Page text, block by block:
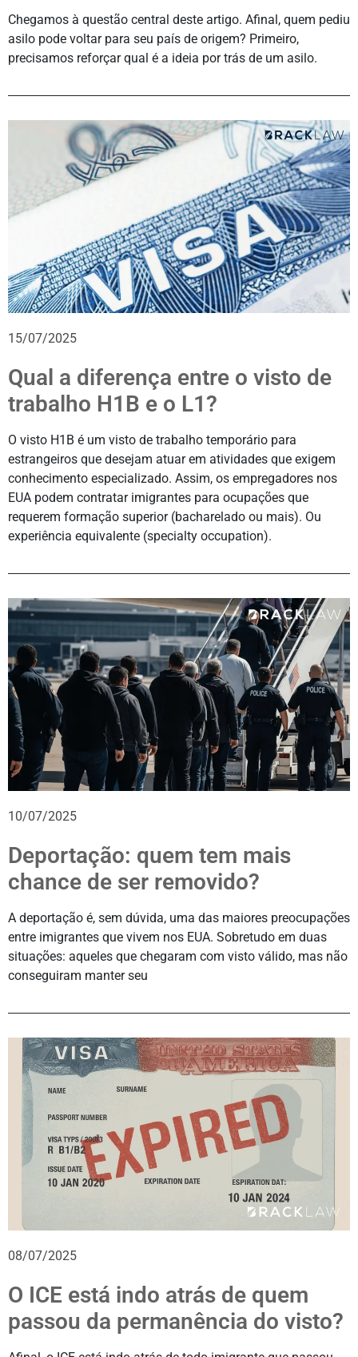
Chegamos à questão central deste artigo. Afinal, quem pediu
asilo pode voltar para seu país de origem? Primeiro,
precisamos reforçar qual é a ideia por trás de um asilo.
15/07/2025
Qual a diferença entre o visto de
trabalho H1B e o L1?
O visto H1B é um visto de trabalho temporário para
estrangeiros que desejam atuar em atividades que exigem
conhecimento especializado. Assim, os empregadores nos
EUA podem contratar imigrantes para ocupações que
requerem formação superior (bacharelado ou mais). Ou
experiência equivalente (specialty occupation).
10/07/2025
Deportação: quem tem mais
chance de ser removido?
A deportação é, sem dúvida, uma das maiores preocupações
entre imigrantes que vivem nos EUA. Sobretudo em duas
situações: aqueles que chegaram com visto válido, mas não
conseguiram manter seu
08/07/2025
O ICE está indo atrás de quem
passou da permanência do visto?